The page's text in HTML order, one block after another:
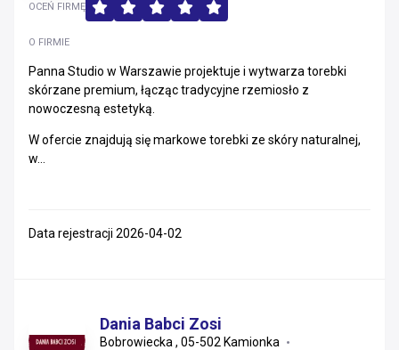
O FIRMIE
Panna Studio w Warszawie projektuje i wytwarza torebki
skórzane premium, łącząc tradycyjne rzemiosło z
nowoczesną estetyką.
W ofercie znajdują się markowe torebki ze skóry naturalnej,
w...
OCEŃ FIRMĘ
Data rejestracji 2026-04-02
Dania Babci Zosi
Bobrowiecka , 05-502 Kamionka